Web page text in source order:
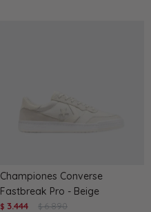
Championes Converse
Fastbreak Pro - Beige
$ 3.444 $ 6.890